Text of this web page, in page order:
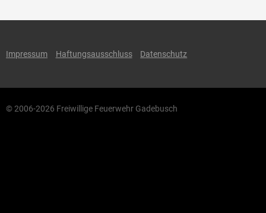
Impressum Haftungsausschluss Datenschutz
© 2006-2026 Freiwillige Feuerwehr Gadebusch